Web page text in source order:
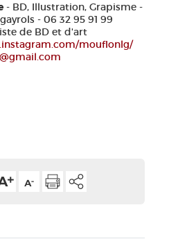
- BD, Illustration, Grapisme -
- 06 32 95 91 99
de BD et d'art
mouflonlg/